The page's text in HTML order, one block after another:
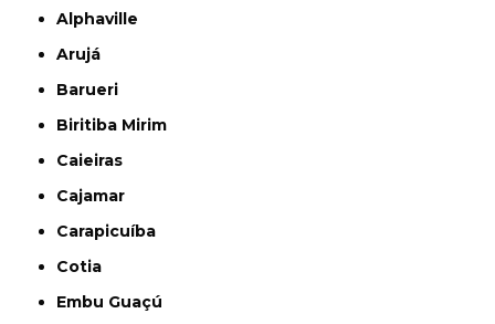
Alphaville
Arujá
Barueri
Biritiba Mirim
Caieiras
Cajamar
Carapicuíba
Cotia
Embu Guaçú